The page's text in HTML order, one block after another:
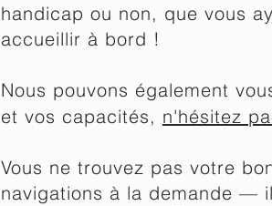
handicap ou non, que vous
accueillir à bord !
Nous pouvons également
et vos capacités, n'hésitez
Vous ne trouvez pas votre
navigations à la demande —